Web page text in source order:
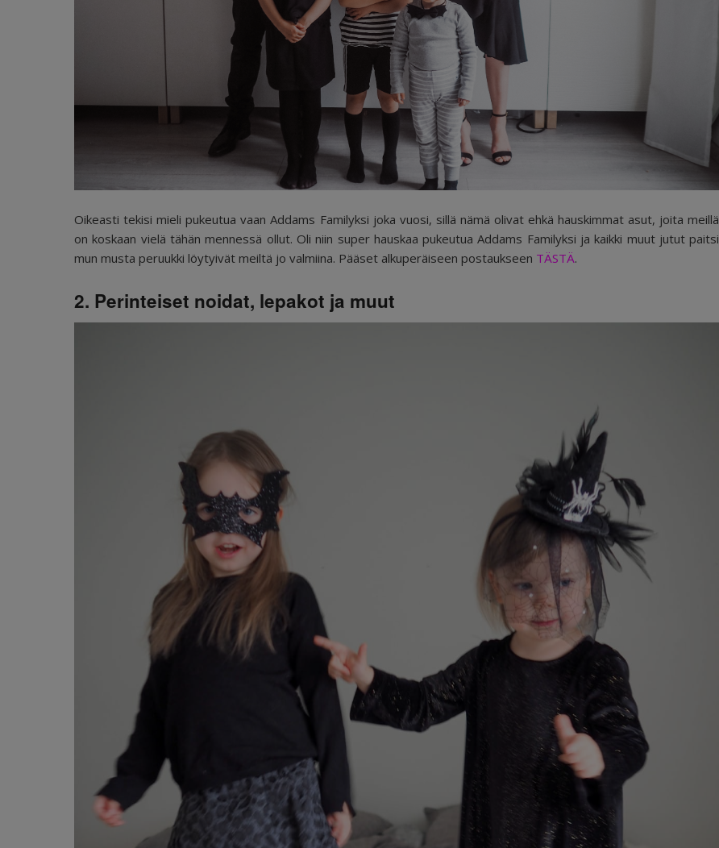
Oikeasti tekisi mieli pukeutua vaan Addams Familyksi joka vuosi, sillä nämä olivat ehkä hauskimmat asut, joita meillä
on koskaan vielä tähän mennessä ollut. Oli niin super hauskaa pukeutua Addams Familyksi ja kaikki muut jutut paitsi
mun musta peruukki löytyivät meiltä jo valmiina. Pääset alkuperäiseen postaukseen TÄSTÄ.
2. Perinteiset noidat, lepakot ja muut